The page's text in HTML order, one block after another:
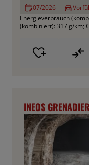
07/2026
Energieverbrauch
(kombiniert): 317 g/km;
INEOS